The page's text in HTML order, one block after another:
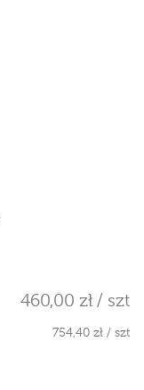
460,00 zł / szt
754,40 zł / szt